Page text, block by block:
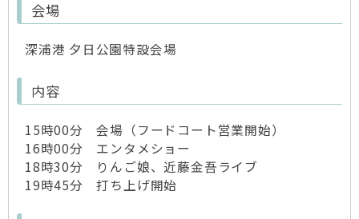
会場
深浦港 夕日公園特設会場
内容
15時00分 会場（フードコート営業開始）
16時00分 エンタメショー
18時30分 りんご娘、近藤金吾ライブ
19時45分 打ち上げ開始